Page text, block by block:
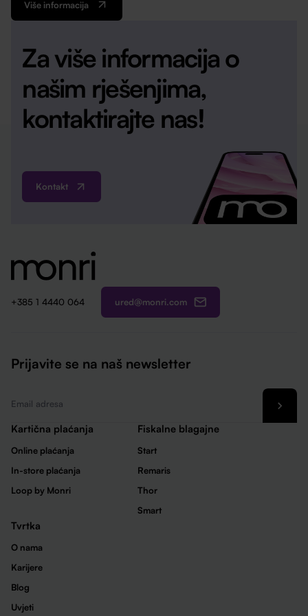
Više informacija
Za više informacija o
našim rješenjima,
kontaktirajte nas!
Kontakt
+385 1 4440 064 ured@monri.com
Prijavite se na naš newsletter
Kartična plaćanja
Online plaćanja
In-store plaćanja
Loop by Monri
Fiskalne blagajne
Start
Remaris
Thor
Smart
Tvrtka
O nama
Karijere
Blog
Uvjeti